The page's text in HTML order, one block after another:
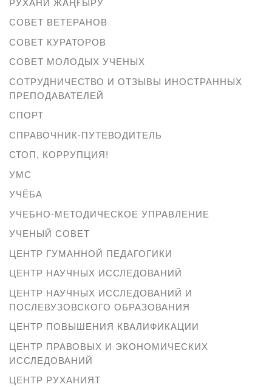
СОВЕТ ВЕТЕРАНОВ
СОВЕТ КУРАТОРОВ
СОВЕТ МОЛОДЫХ УЧЕНЫХ
СОТРУДНИЧЕСТВО И ОТЗЫВЫ ИНОСТРАННЫХ
ПРЕПОДАВАТЕЛЕЙ
СПОРТ
СПРАВОЧНИК-ПУТЕВОДИТЕЛЬ
СТОП, КОРРУПЦИЯ!
УМС
УЧЁБА
УЧЕБНО-МЕТОДИЧЕСКОЕ УПРАВЛЕНИЕ
УЧЕНЫЙ СОВЕТ
ЦЕНТР ГУМАННОЙ ПЕДАГОГИКИ
ЦЕНТР НАУЧНЫХ ИССЛЕДОВАНИЙ
ЦЕНТР НАУЧНЫХ ИССЛЕДОВАНИЙ И
ПОСЛЕВУЗОВСКОГО ОБРАЗОВАНИЯ
ЦЕНТР ПОВЫШЕНИЯ КВАЛИФИКАЦИИ
ЦЕНТР ПРАВОВЫХ И ЭКОНОМИЧЕСКИХ
ИССЛЕДОВАНИЙ
ЦЕНТР РУХАНИЯТ